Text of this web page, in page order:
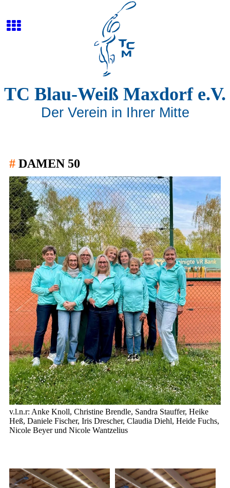
TC Blau-Weiß Maxdorf e.V.
Der Verein in Ihrer Mitte
#DAMEN 50
v.l.n.r: Anke Knoll, Christine Brendle, Sandra Stauffer, Heike
Heß, Daniele Fischer, Iris Drescher, Claudia Diehl, Heide Fuchs,
Nicole Beyer und Nicole Wantzelius